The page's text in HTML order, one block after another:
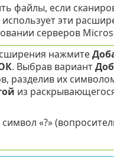
файлы, если
эти
серверов
нажмите
. Выбрав вариант
разделив их
из
«?»